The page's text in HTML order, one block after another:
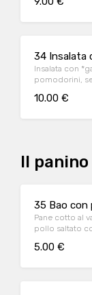
34 Insalata
Insalata con
pomodorini,
10.00 €
Il
35 Bao con
Pane cotto al
pollo saltato
5.00 €